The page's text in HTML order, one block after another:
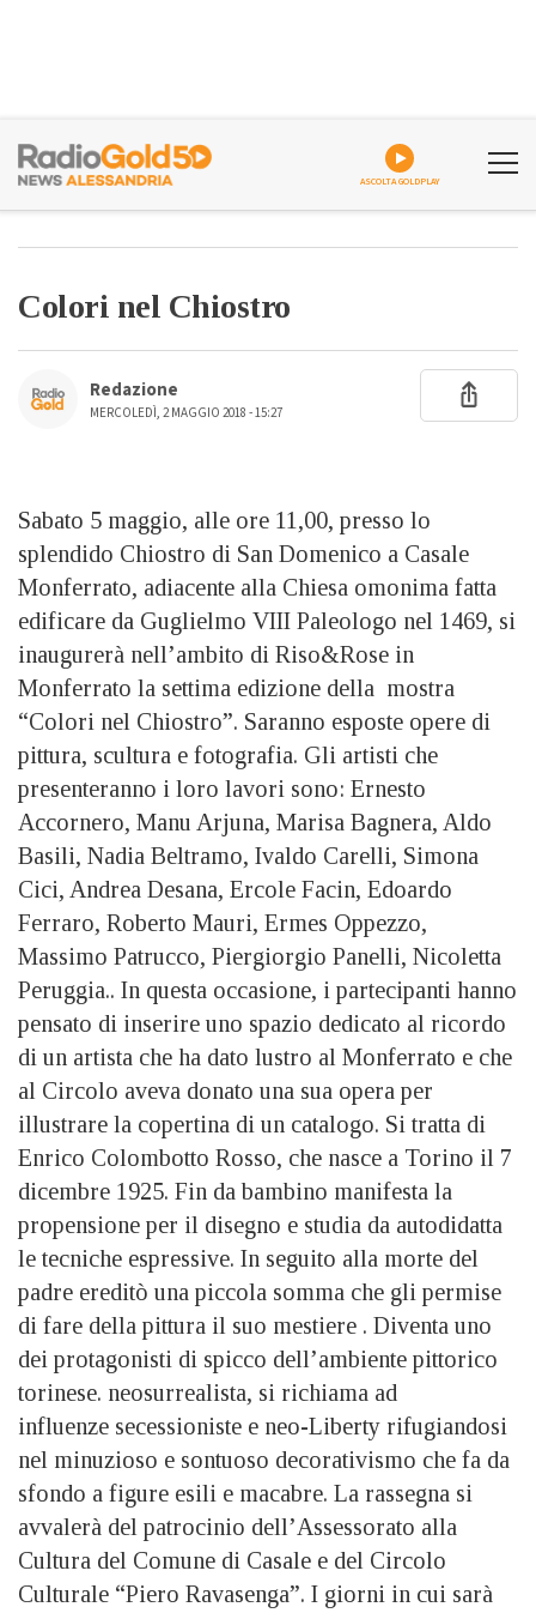
ASCOLTA GOLDPLAY
Colori nel Chiostro
Redazione
MERCOLEDÌ, 2 MAGGIO 2018 - 15:27
Sabato 5 maggio, alle ore 11,00, presso lo
splendido Chiostro di San Domenico a Casale
Monferrato, adiacente alla Chiesa omonima fatta
edificare da Guglielmo VIII Paleologo nel 1469, si
inaugurerà nell’ambito di Riso&Rose in
Monferrato la settima edizione della mostra
“Colori nel Chiostro”. Saranno esposte opere di
pittura, scultura e fotografia. Gli artisti che
presenteranno i loro lavori sono: Ernesto
Accornero, Manu Arjuna, Marisa Bagnera, Aldo
Basili, Nadia Beltramo, Ivaldo Carelli, Simona
Cici, Andrea Desana, Ercole Facin, Edoardo
Ferraro, Roberto Mauri, Ermes Oppezzo,
Massimo Patrucco, Piergiorgio Panelli, Nicoletta
Peruggia.. In questa occasione, i partecipanti hanno
pensato di inserire uno spazio dedicato al ricordo
di un artista che ha dato lustro al Monferrato e che
al Circolo aveva donato una sua opera per
illustrare la copertina di un catalogo. Si tratta di
Enrico Colombotto Rosso, che nasce a Torino il 7
dicembre 1925. Fin da bambino manifesta la
propensione per il disegno e studia da autodidatta
le tecniche espressive. In seguito alla morte del
padre ereditò una piccola somma che gli permise
di fare della pittura il suo mestiere . Diventa uno
dei protagonisti di spicco dell’ambiente pittorico
torinese. neosurrealista, si richiama ad
influenze secessioniste e neo-Liberty rifugiandosi
nel minuzioso e sontuoso decorativismo che fa da
sfondo a figure esili e macabre. La rassegna si
avvalerà del patrocinio dell’Assessorato alla
Cultura del Comune di Casale e del Circolo
Culturale “Piero Ravasenga”. I giorni in cui sarà